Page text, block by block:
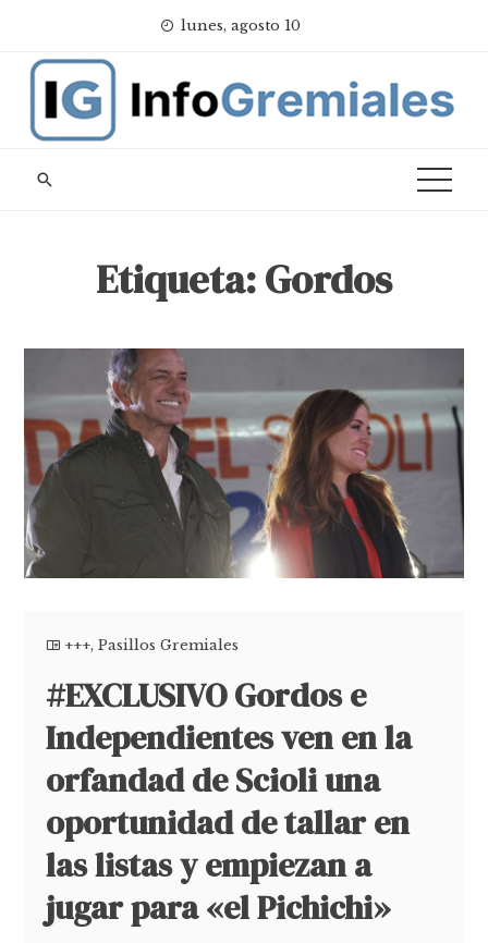
content
lunes, agosto 10
Etiqueta:Gordos
+++,Pasillos Gremiales
#EXCLUSIVO Gordos e
Independientes ven en la
orfandad de Scioli una
oportunidad de tallar en
las listas y empiezan a
jugar para «el Pichichi»